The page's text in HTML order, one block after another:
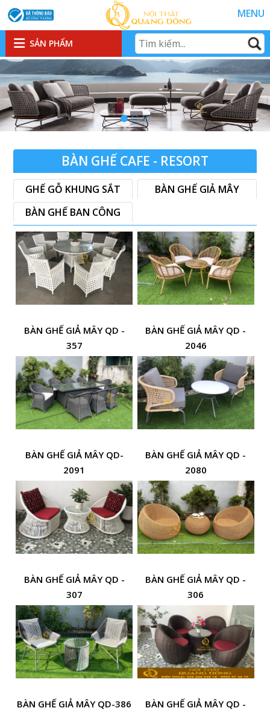
MENU
SẢN PHẨM
BÀN GHẾ CAFE - RESORT
GHẾ GỖ KHUNG SẮT
BÀN GHẾ GIẢ MÂY
BÀN GHẾ BAN CÔNG
BÀN GHẾ GIẢ MÂY QD -
357
BÀN GHẾ GIẢ MÂY QD -
2046
BÀN GHẾ GIẢ MÂY QD-
2091
BÀN GHẾ GIẢ MÂY QD -
2080
BÀN GHẾ GIẢ MÂY QD -
307
BÀN GHẾ GIẢ MÂY QD -
306
BÀN GHẾ GIẢ MÂY QD-386
BÀN GHẾ GIẢ MÂY QD -